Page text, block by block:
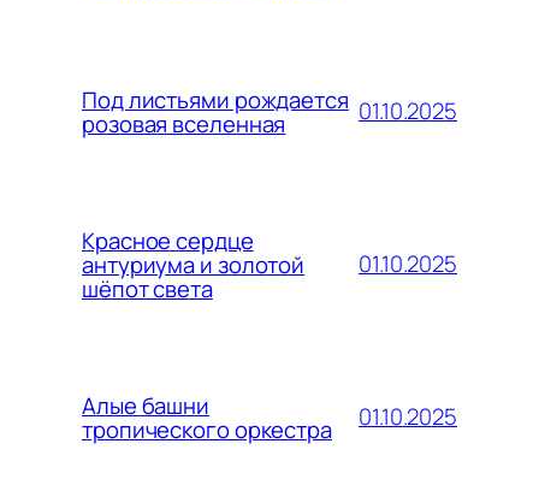
Под листьями рождается
розовая вселенная 01.10.2025
Красное сердце
антуриума и золотой
шёпот света
01.10.2025
Алые башни
тропического оркестра 01.10.2025